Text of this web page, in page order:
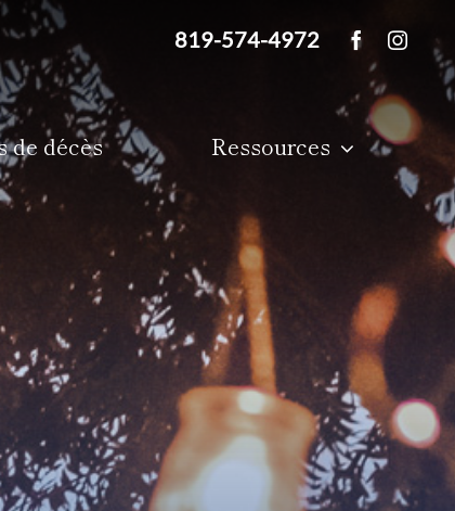
819-574-4972
de décès Ressources